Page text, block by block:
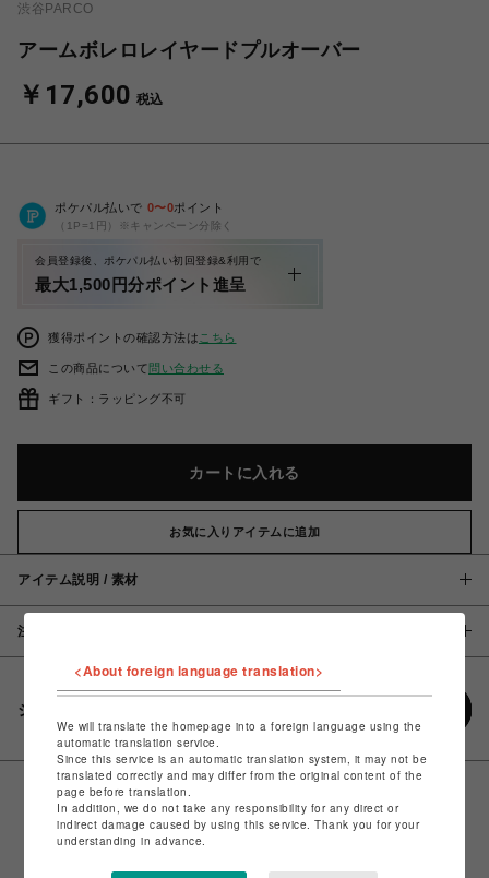
渋谷PARCO
アームボレロレイヤードプルオーバー
￥17,600 税込
ポケパル払いで 0〜0ポイント
（1P=1円）※キャンペーン分除く
会員登録後、ポケパル払い初回登録&利用で
最大1,500円分ポイント進呈
獲得ポイントの確認方法は こちら
この商品について問い合わせる
ギフト：ラッピング不可
カートに入れる
お気に入りアイテムに追加
アイテム説明 / 素材
注意事項
シェアする
<About foreign language translation>
We will translate the homepage into a foreign language using the
automatic translation service.
Since this service is an automatic translation system, it may not be
translated correctly and may differ from the original content of the
page before translation.
In addition, we do not take any responsibility for any direct or
indirect damage caused by using this service. Thank you for your
understanding in advance.